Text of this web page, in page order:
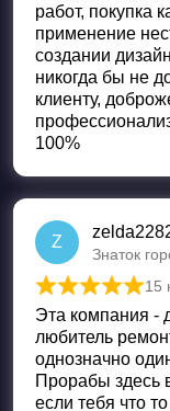
работ, покупка
применение
создании
никогда бы не
клиенту,
100%
Z
Знаток
Оценка5
15
Эта компания -
любитель
однозначно
Прорабы здесь
если тебя что